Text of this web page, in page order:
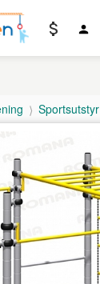
Sportsutstyr